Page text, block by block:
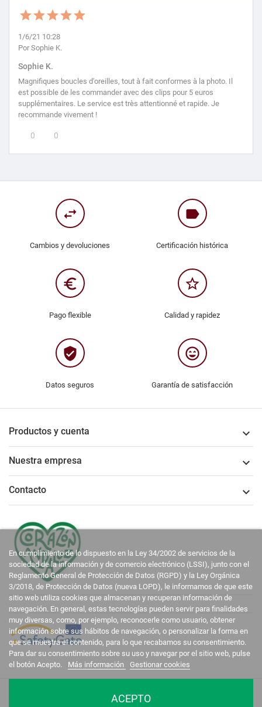
1/6/21 10:28
Por Sophie K.
Sophie K.
Magnifiques boucles d'oreilles, tout à fait conformes à la photo. Il
est possible de les commander avec des clips pour 5 euros
supplémentaires. Le service est très attentionné et rapide. Je
recommande vivement !
0 0
swap_horiz
Cambios y devoluciones
label
Certificación histórica
euro_symbol
Pago flexible
star_border
Calidad y rapidez
verified_user
Datos seguros
sentiment_very_satisfied
Garantía de satisfacción
Productos y cuenta 
Nuestra empresa 
Contacto 
En cumplimiento de lo dispuesto en la Ley 34/2002 de servicios de la
sociedad de la información y de comercio electrónico (LSSI), junto con el
Reglamento General de Protección de Datos (RGPD) y la Ley Orgánica
3/2018, de Protección de Datos (nueva LOPD), le informamos de que este
sitio web utiliza cookies que almacenan y recuperan información de
navegación. En general, estas tecnologías pueden servir para finalidades
muy diversas, como, por ejemplo, reconocerle como usuario, obtener
información sobre sus hábitos de navegación, o personalizar la forma en
que se muestra el contenido, para lo que recabamos su consentimiento.
Para dar su consentimiento sobre su uso y navegar por el sitio web, pulse
el botón Acepto.
Más información Gestionar cookies
ACEPTO
La Casa del Recreador © 2020-2026. Todos los derechos reservados.